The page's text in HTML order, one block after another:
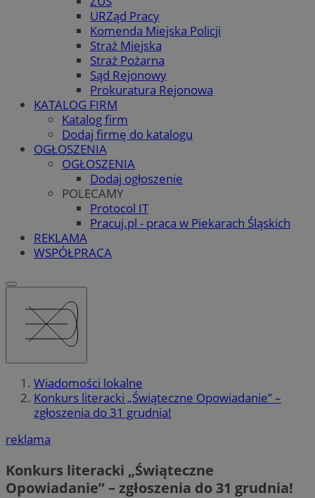
URZąd Pracy
Komenda Miejska Policji
Straż Miejska
Straż Pożarna
Sąd Rejonowy
Prokuratura Rejonowa
KATALOG FIRM
Katalog firm
Dodaj firmę do katalogu
OGŁOSZENIA
OGŁOSZENIA
Dodaj ogłoszenie
POLECAMY
Protocol IT
Pracuj.pl - praca w Piekarach Śląskich
REKLAMA
WSPÓŁPRACA
Wiadomości lokalne
Konkurs literacki „Świąteczne Opowiadanie” –
zgłoszenia do 31 grudnia!
reklama
Konkurs literacki „Świąteczne
Opowiadanie” – zgłoszenia do 31 grudnia!